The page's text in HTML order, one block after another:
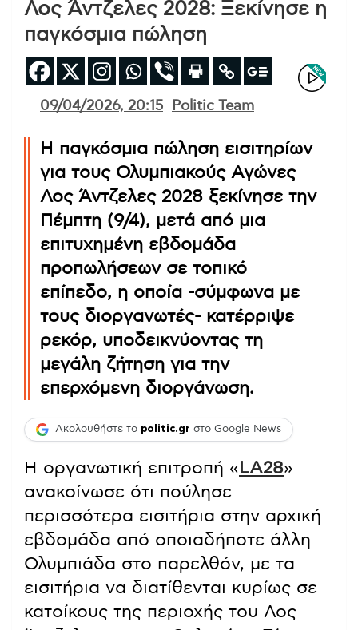
Λος Άντζελες 2028: Ξεκίνησε η
παγκόσμια πώληση
09/04/2026, 20:15 Politic Team
Η παγκόσμια πώληση εισιτηρίων
για τους Ολυμπιακούς Αγώνες
Λος Άντζελες 2028 ξεκίνησε την
Πέμπτη (9/4), μετά από μια
επιτυχημένη εβδομάδα
προπωλήσεων σε τοπικό
επίπεδο, η οποία -σύμφωνα με
τους διοργανωτές- κατέρριψε
ρεκόρ, υποδεικνύοντας τη
μεγάλη ζήτηση για την
επερχόμενη διοργάνωση.
Ακολουθήστε το politic.gr στο Google News
Η οργανωτική επιτροπή « LA28»
ανακοίνωσε ότι πούλησε
περισσότερα εισιτήρια στην αρχική
εβδομάδα από οποιαδήποτε άλλη
Ολυμπιάδα στο παρελθόν, με τα
εισιτήρια να διατίθενται κυρίως σε
κατοίκους της περιοχής του Λος